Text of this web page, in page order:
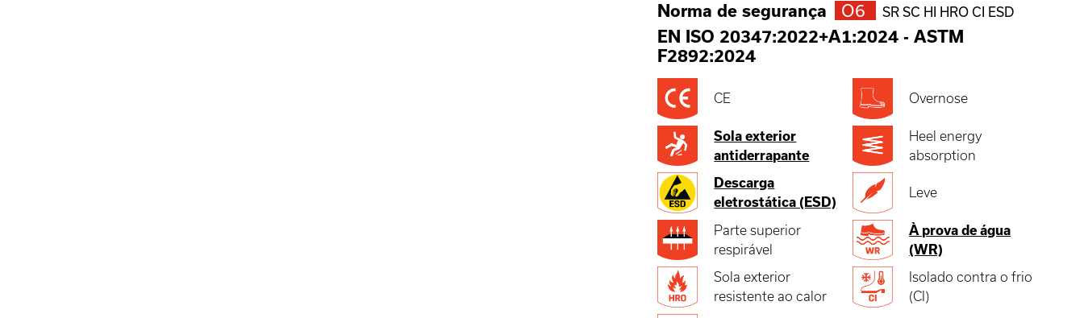
Norma de segurança O6 SR SC HI HRO CI ESD
EN ISO 20347:2022+A1:2024 -ASTM
F2892:2024
CE Overnose
Sola exterior
antiderrapante
Heel energy
absorption
Descarga
eletrostática (ESD)
Leve
Parte superior
respirável
À prova de água
(WR)
Sola exterior
resistente ao calor
Isolado contra o frio
(CI)